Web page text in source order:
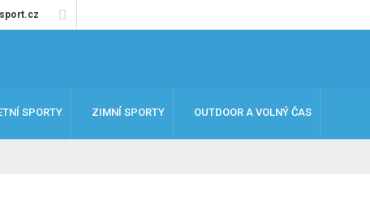
SPORTY ZIMNÍ SPORTY OUTDOOR A VOLNÝ ČAS